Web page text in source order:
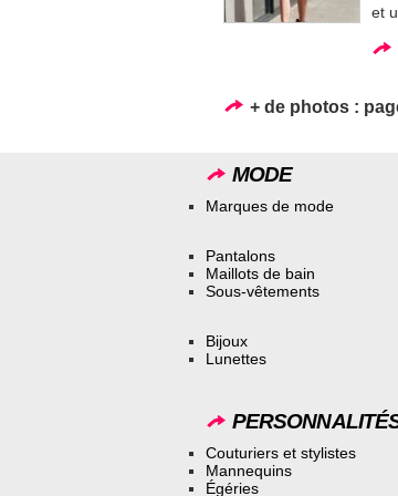
et
+ de photos :
MODE
Marques de mode
Pantalons
Maillots de bain
Sous-vêtements
Bijoux
Lunettes
Couturiers et stylistes
Mannequins
Égéries